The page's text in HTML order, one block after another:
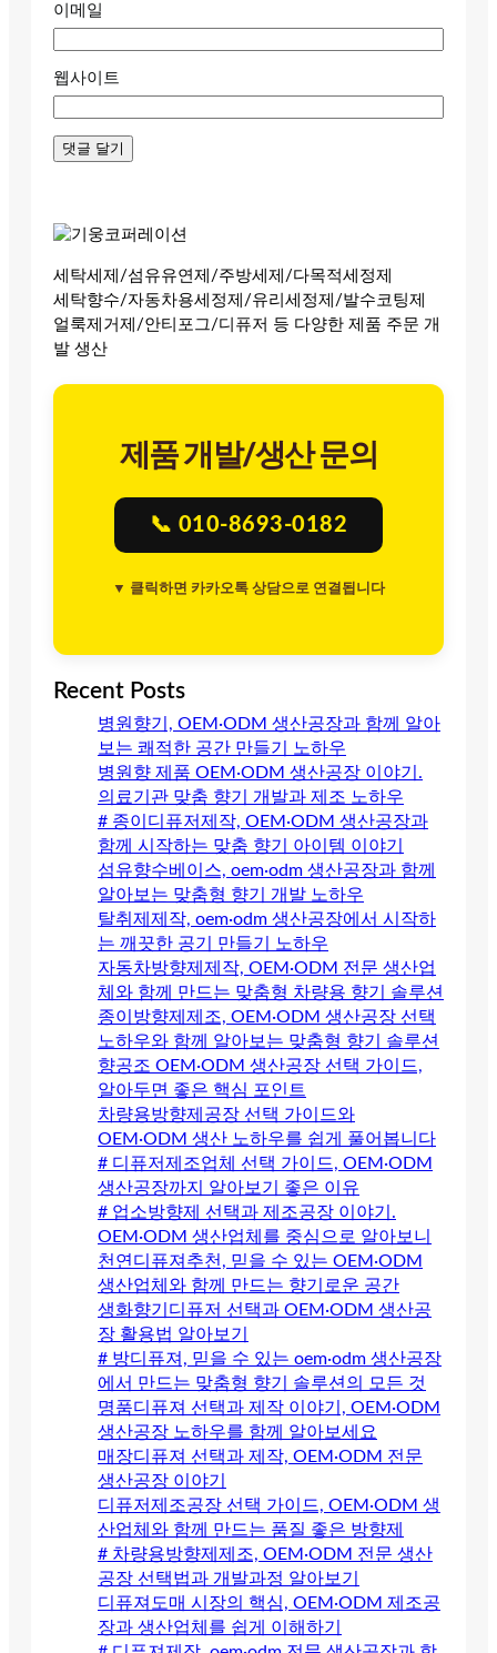
이메일
웹사이트
세탁세제/섬유유연제/주방세제/다목적세정제
세탁향수/자동차용세정제/유리세정제/발수코팅제
얼룩제거제/안티포그/디퓨저 등 다양한 제품 주문 개
발 생산
제품 개발/생산 문의
📞 010-8693-0182
▼ 클릭하면 카카오톡 상담으로 연결됩니다
Recent Posts
병원향기, OEM·ODM 생산공장과 함께 알아
보는 쾌적한 공간 만들기 노하우
병원향 제품 OEM·ODM 생산공장 이야기.
의료기관 맞춤 향기 개발과 제조 노하우
# 종이디퓨저제작, OEM·ODM 생산공장과
함께 시작하는 맞춤 향기 아이템 이야기
섬유향수베이스, oem·odm 생산공장과 함께
알아보는 맞춤형 향기 개발 노하우
탈취제제작, oem·odm 생산공장에서 시작하
는 깨끗한 공기 만들기 노하우
자동차방향제제작, OEM·ODM 전문 생산업
체와 함께 만드는 맞춤형 차량용 향기 솔루션
종이방향제제조, OEM·ODM 생산공장 선택
노하우와 함께 알아보는 맞춤형 향기 솔루션
향공조 OEM·ODM 생산공장 선택 가이드,
알아두면 좋은 핵심 포인트
차량용방향제공장 선택 가이드와
OEM·ODM 생산 노하우를 쉽게 풀어봅니다
# 디퓨저제조업체 선택 가이드, OEM·ODM
생산공장까지 알아보기 좋은 이유
# 업소방향제 선택과 제조공장 이야기.
OEM·ODM 생산업체를 중심으로 알아보니
천연디퓨져추천, 믿을 수 있는 OEM·ODM
생산업체와 함께 만드는 향기로운 공간
생화향기디퓨저 선택과 OEM·ODM 생산공
장 활용법 알아보기
# 방디퓨져, 믿을 수 있는 oem·odm 생산공장
에서 만드는 맞춤형 향기 솔루션의 모든 것
명품디퓨져 선택과 제작 이야기, OEM·ODM
생산공장 노하우를 함께 알아보세요
매장디퓨져 선택과 제작, OEM·ODM 전문
생산공장 이야기
디퓨저제조공장 선택 가이드, OEM·ODM 생
산업체와 함께 만드는 품질 좋은 방향제
# 차량용방향제제조, OEM·ODM 전문 생산
공장 선택법과 개발과정 알아보기
디퓨져도매 시장의 핵심, OEM·ODM 제조공
장과 생산업체를 쉽게 이해하기